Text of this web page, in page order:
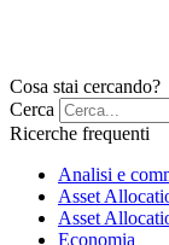
Cosa stai cercando?
Cerca
Ricerche frequenti
Analisi e
Asset
Asset
Economia